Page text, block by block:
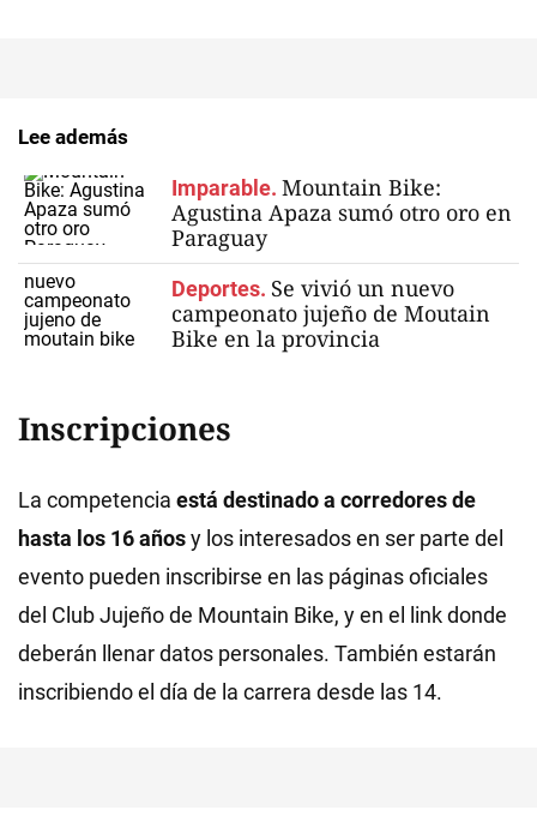
Lee además
Imparable. Mountain Bike:
Agustina Apaza sumó otro oro en
Paraguay
Deportes. Se vivió un nuevo
campeonato jujeño de Moutain
Bike en la provincia
Inscripciones
La competencia está destinado a corredores de
hasta los 16 añosy los interesados en ser parte del
evento pueden inscribirse en las páginas oficiales
del Club Jujeño de Mountain Bike, y en el link donde
deberán llenar datos personales. También estarán
inscribiendo el día de la carrera desde las 14.